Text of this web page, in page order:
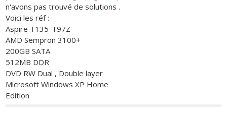
n'avons pas trouvé de solutions .
Voici les réf :
Aspire T135-T97Z
AMD Sempron 3100+
200GB SATA
512MB DDR
DVD RW Dual , Double layer
Microsoft Windows XP Home
Edition